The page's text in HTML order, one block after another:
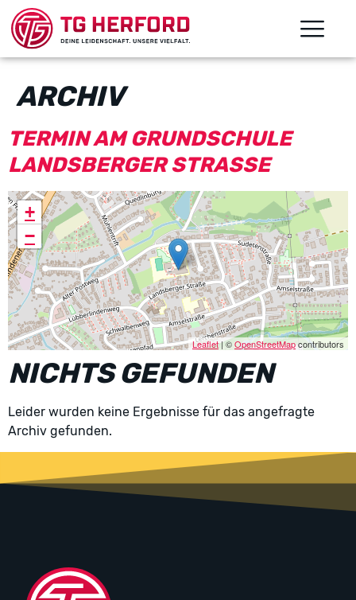
ARCHIV
TERMIN AMGRUNDSCHULE
LANDSBERGER STRASSE
+
−
Leaflet| ©OpenStreetMapcontributors
NICHTS GEFUNDEN
Leider wurden keine Ergebnisse für das angefragte
Archiv gefunden.